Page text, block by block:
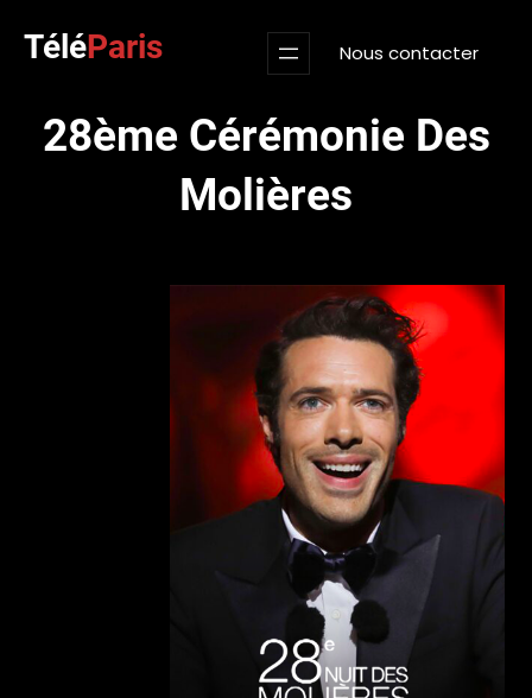
TéléParis Nous contacter
28ème Cérémonie Des
Molières